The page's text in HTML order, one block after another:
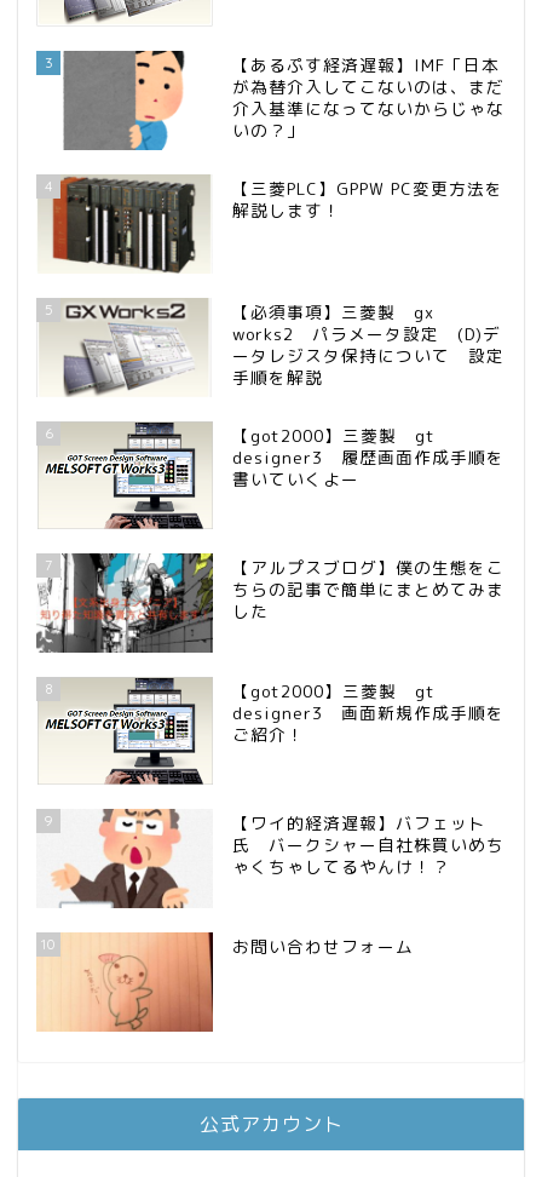
3
【あるぷす経済遅報】IMF「日本
が為替介入してこないのは、まだ
介入基準になってないからじゃな
いの？」
4
【三菱PLC】GPPW PC変更方法を
解説します！
5
【必須事項】三菱製 gx
works2 パラメータ設定 (D)デ
ータレジスタ保持について 設定
手順を解説
6
【got2000】三菱製 gt
designer3 履歴画面作成手順を
書いていくよー
7
【アルプスブログ】僕の生態をこ
ちらの記事で簡単にまとめてみま
した
8
【got2000】三菱製 gt
designer3 画面新規作成手順を
ご紹介！
9
【ワイ的経済遅報】バフェット
氏 バークシャー自社株買いめち
ゃくちゃしてるやんけ！？
10 お問い合わせフォーム
公式アカウント